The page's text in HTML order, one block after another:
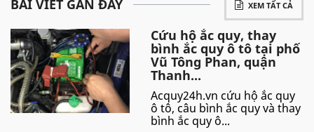
XEM TẤT CẢ
BÀI VIẾT GẦN ĐÂY
Cứu hộ ắc quy, thay
bình ắc quy ô tô tại phố
Vũ Tông Phan, quận
Thanh...
Acquy24h.vn cứu hộ ắc quy
ô tô, câu bình ắc quy và thay
bình ắc quy ô...